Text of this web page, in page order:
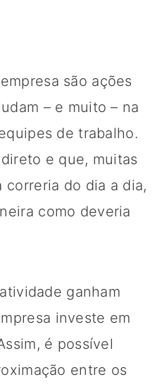
são ações
– e muito – na
de trabalho.
e que, muitas
correria do dia a dia,
como deveria
ganham
investe em
é possível
entre os